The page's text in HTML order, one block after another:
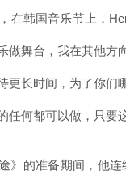
在韩国音乐节上，
做舞台，我在其他方
更长时间，为了你们
任何都可以做，只要
》的准备期间，他